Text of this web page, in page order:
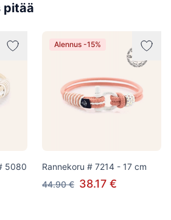
pitää
5080
Alennus -15%
Rannekoru # 7214 - 17 cm
44.90 € 38.17 €